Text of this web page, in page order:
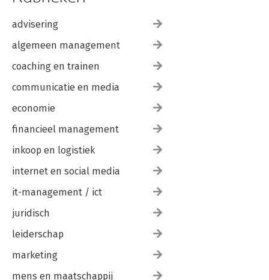
Over de auteur 241
Begrippenkader: 21 termen om te onthouden 243
Geraadpleegde literatuur 252
advisering
algemeen management
coaching en trainen
communicatie en media
economie
financieel management
inkoop en logistiek
internet en social media
it-management / ict
juridisch
leiderschap
marketing
mens en maatschappij